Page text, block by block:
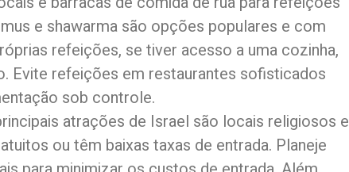
e shawarma são opções populares e com
refeições, se tiver acesso a uma cozinha,
Evite refeições em restaurantes sofisticados
sob controle.
atrações de Israel são locais religiosos e
ou têm baixas taxas de entrada. Planeje